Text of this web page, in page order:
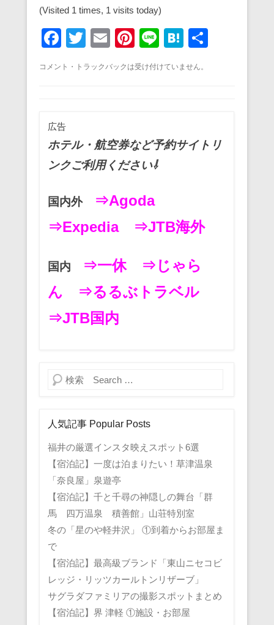
(Visited 1 times, 1 visits today)
F
a
c
b
o
o
k
T
wi
tt
E
m
ail
Pi
nt
er
Li
n
e
H
at
e
コメント・トラックバックは受け付けていません。
広告
ホテル・航空券など予約サイトリ
ンクご利用ください⇩
国内外
⇒Agoda
⇒Expedia
⇒JTB海外
国内 ⇒一休
⇒じゃら
ん
⇒るるぶトラベル
⇒JTB国内
検索
人気記事 Popular Posts
福井の厳選インスタ映えスポット6選
【宿泊記】一度は泊まりたい！草津温泉
「奈良屋」泉遊亭
【宿泊記】千と千尋の神隠しの舞台「群
馬 四万温泉 積善館」山荘特別室
冬の「星のや軽井沢」 ①到着からお部屋ま
で
【宿泊記】最高級ブランド「東山ニセコビ
レッジ・リッツカールトンリザーブ」
サグラダファミリアの撮影スポットまとめ
【宿泊記】界 津軽 ①施設・お部屋